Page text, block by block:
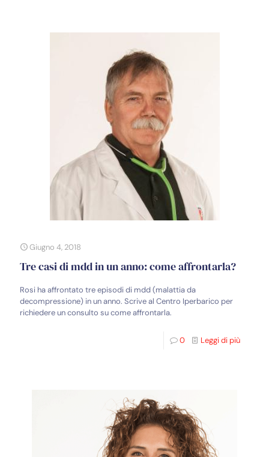
Giugno 4, 2018
Tre casi di mdd in un anno: come affrontarla?
Rosi ha affrontato tre episodi di mdd (malattia da
decompressione) in un anno. Scrive al Centro Iperbarico per
richiedere un consulto su come affrontarla.
0 Leggi di più